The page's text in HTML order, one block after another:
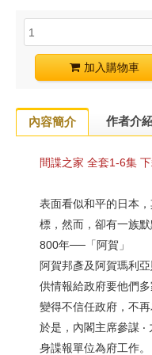
加入購物車
內容簡介 作者介
間諜之家 全套1-6集
表面看似和平的日本
標，然而，卻有一族
800年──「阿賀」
阿賀邦彥及阿賀瑪利
供情報給政府要他們
變得不信任政府，不再
於是，內閣主席參謀 ‧
身諜報單位為府工作。